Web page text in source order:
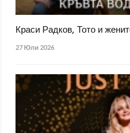
Краси Радков, Тото и
27 Юли 2026